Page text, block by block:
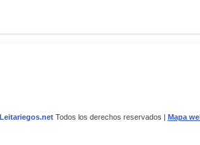
Leitariegos.netTodos los derechos reservados | Mapa